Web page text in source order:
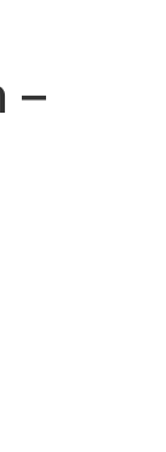
–